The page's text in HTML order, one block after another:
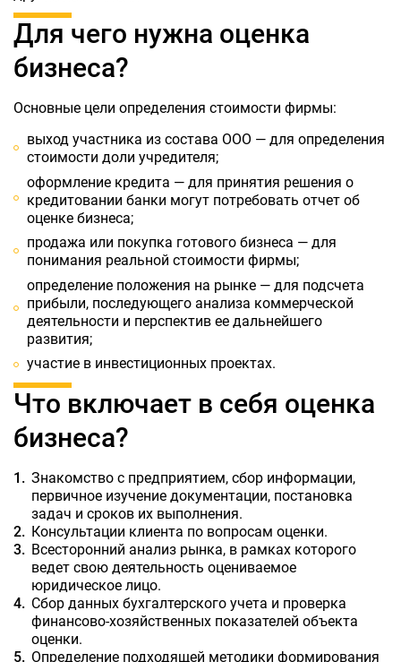
Для чего нужна оценка
бизнеса?
Основные цели определения стоимости фирмы:
выход участника из состава ООО — для определения
стоимости доли учредителя;
оформление кредита — для принятия решения о
кредитовании банки могут потребовать отчет об
оценке бизнеса;
продажа или покупка готового бизнеса — для
понимания реальной стоимости фирмы;
определение положения на рынке — для подсчета
прибыли, последующего анализа коммерческой
деятельности и перспектив ее дальнейшего
развития;
участие в инвестиционных проектах.
Что включает в себя оценка
бизнеса?
Знакомство с предприятием, сбор информации,
первичное изучение документации, постановка
задач и сроков их выполнения.
Консультации клиента по вопросам оценки.
Всесторонний анализ рынка, в рамках которого
ведет свою деятельность оцениваемое
юридическое лицо.
Сбор данных бухгалтерского учета и проверка
финансово-хозяйственных показателей объекта
оценки.
Определение подходящей методики формирования